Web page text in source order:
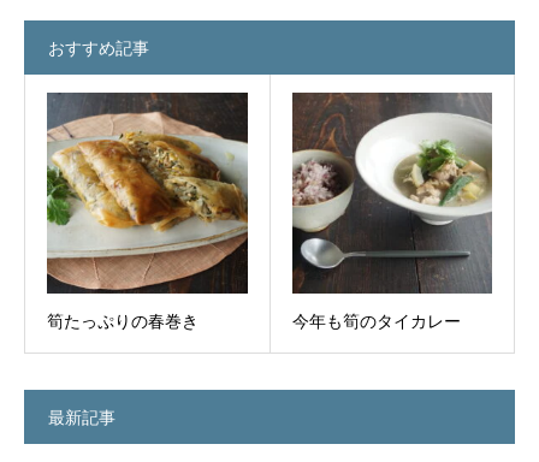
おすすめ記事
筍たっぷりの春巻き 今年も筍のタイカレー
最新記事